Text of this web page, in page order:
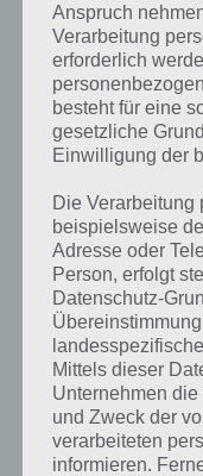
Kurze
Brunnen
Anspruch
Verarbeitung
erforderlich
besteht für eine
gesetzliche
Einwilligung der
Die Verarbeitung
beispielsweise
Adresse oder
Person, erfolgt
Datenschutz-
Mittels dieser
Unternehmen
und Zweck der
verarbeiteten
informieren.